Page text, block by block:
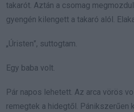
takarót. Aztán a csomag
gyengén kilengett a takaró alól.
„Úristen”, suttogtam.
Egy baba volt.
Pár napos lehetett. Az arca vörös
remegtek a hidegtől. Pánikszerűen